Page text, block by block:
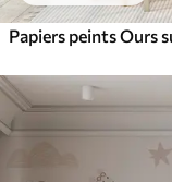
Papiers peints Ours